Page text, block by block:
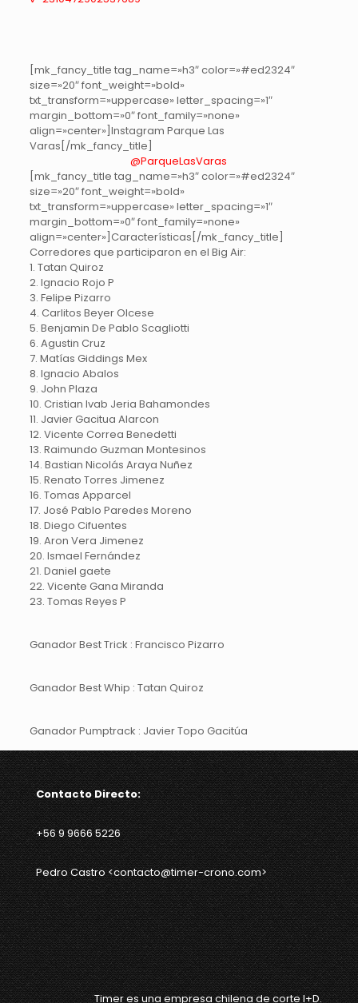
[mk_fancy_title tag_name=»h3″ color=»#ed2324″
size=»20″ font_weight=»bold»
txt_transform=»uppercase» letter_spacing=»1″
margin_bottom=»0″ font_family=»none»
align=»center»]Instagram Parque Las
Varas[/mk_fancy_title]
@ParqueLasVaras
[mk_fancy_title tag_name=»h3″ color=»#ed2324″
size=»20″ font_weight=»bold»
txt_transform=»uppercase» letter_spacing=»1″
margin_bottom=»0″ font_family=»none»
align=»center»]Características[/mk_fancy_title]
Corredores que participaron en el Big Air:
1. Tatan Quiroz
2. Ignacio Rojo P
3. Felipe Pizarro
4. Carlitos Beyer Olcese
5. Benjamin De Pablo Scagliotti
6. Agustin Cruz
7. Matías Giddings Mex
8. Ignacio Abalos
9. John Plaza
10. Cristian Ivab Jeria Bahamondes
11. Javier Gacitua Alarcon
12. Vicente Correa Benedetti
13. Raimundo Guzman Montesinos
14. Bastian Nicolás Araya Nuñez
15. Renato Torres Jimenez
16. Tomas Apparcel
17. José Pablo Paredes Moreno
18. Diego Cifuentes
19. Aron Vera Jimenez
20. Ismael Fernández
21. Daniel gaete
22. Vicente Gana Miranda
23. Tomas Reyes P
Ganador Best Trick : Francisco Pizarro
Ganador Best Whip : Tatan Quiroz
Ganador Pumptrack : Javier Topo Gacitúa
Contacto Directo:
+56 9 9666 5226
Pedro Castro <contacto@timer-crono.com>
Timer es una empresa chilena de corte I+D.